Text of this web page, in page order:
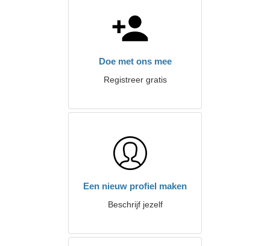
Doe met ons mee
Registreer gratis
Een nieuw profiel maken
Beschrijf jezelf